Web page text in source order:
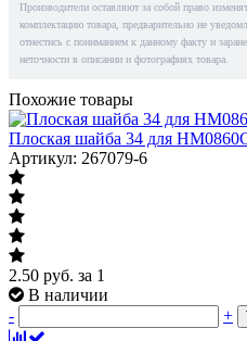
Производители оставляют за собой право
комплектацию товара, предварительно не
отнестись с пониманием к данному факту и
неточности в описании и фотографиях товара.
Похожие товары
Плоская шайба 34 для
Артикул: 267079-6
2.50 руб. за 1
В наличии
-
+